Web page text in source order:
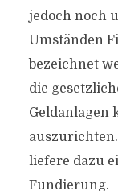
jedoch noch
Umständen
bezeichnet
die
Geldanlagen
liefere dazu
Fundierung.